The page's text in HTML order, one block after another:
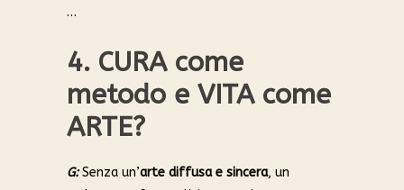
…
4. CURA come
metodo e VITA come
ARTE?
G:Senza un’arte diffusa e sincera, un